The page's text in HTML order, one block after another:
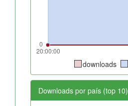
downloads
Downloads por país (top 10)